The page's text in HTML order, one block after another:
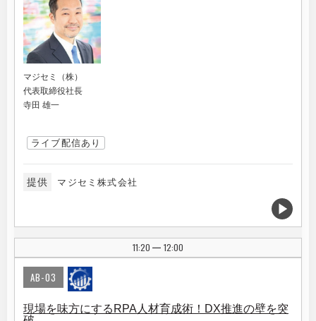
マジセミ（株）
代表取締役社長
寺田 雄一
ライブ配信あり
提供 マジセミ株式会社
11:20 | 12:00
AB-03
現場を味方にするRPA人材育成術！DX推進の壁を突